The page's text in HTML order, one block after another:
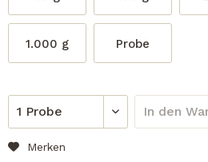
1.000 g Probe
In den
Merken